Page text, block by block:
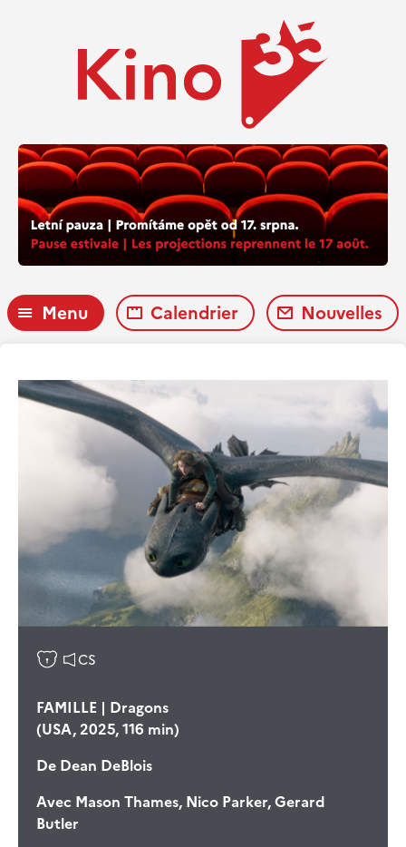
Menu Calendrier Nouvelles
CS
FAMILLE | Dragons
(USA, 2025, 116 min)
De Dean DeBlois
Avec Mason Thames, Nico Parker, Gerard
Butler